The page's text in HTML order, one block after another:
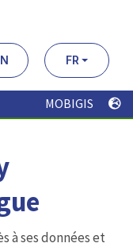
FR
MOBIGIS
à ses données et